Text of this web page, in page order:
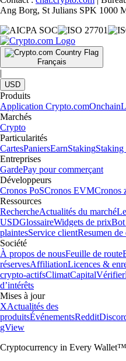
Ang Borg, St Julians SPK 1000
Français
|
USD
Produits
Application Crypto.comOnchain
Marchés
Crypto
Particularités
CartesPaniersEarnStaking
Entreprises
GardePay pour commerçant
Développeurs
Cronos PoSCronos EVMCronos
Ressources
RechercheActualités du marché
USDGlossaireWidgets de prixBot
plaintesService clientResumen
Société
À propos de nousFeuille de route
réservesAffiliationLicences &
crypto-actifsClimatCapitalVérifier
d’intérêts
Mises à jour
XActualités des
produitsÉvénementsReddit
gView
Cryptocurrency in Every Wallet™